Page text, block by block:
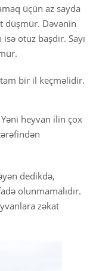
üçün az sayda
düşmür. Dəvənin
otuz başdır. Sayı
bir il keçməlidir.
heyvan ilin çox
dedikdə,
olunmamalıdır.
zəkat